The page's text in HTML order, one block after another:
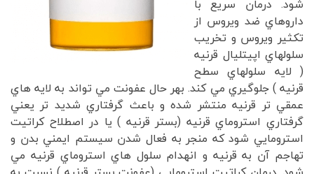
شود. درمان سريع با
داروهاي ضد ويروس از
تکثير ويروس و تخريب
سلولهاي اپيتليال قرنيه
( لايه سلولهاي سطح
قرنيه ) جلوگيري مي کند. بهر حال عفونت مي تواند به لايه هاي
عمقي تر قرنيه منتشر شده و باعث گرفتاري شديد تر يعني
گرفتاري استروماي قرنيه (بستر قرنيه ) يا در اصطلاح کراتيت
استرومايي شود که منجر به فعال شدن سيستم ايمني بدن و
تهاجم آن به قرنيه و انهدام سلول هاي استروماي قرنيه مي